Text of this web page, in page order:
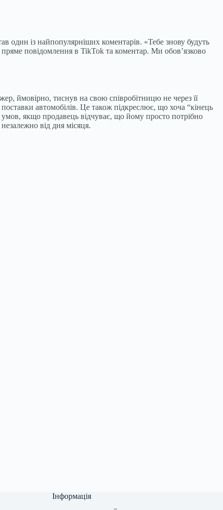
один із найпопулярніших коментарів. «Тебе знову будуть
повідомлення в TikTok та коментар. Ми обов’язково
ймовірно, тиснув на свою співробітницю не через її
автомобілів. Це також підкреслює, що хоча “кінець
якщо продавець відчуває, що йому просто потрібно
від дня місяця.
Інформація